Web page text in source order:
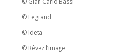
© Gian Carlo Bassi
© Legrand
© Ideta
© Rêvez l’image